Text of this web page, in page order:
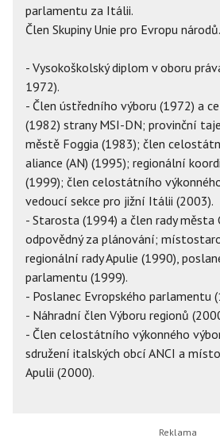
parlamentu za Itálii.
Člen Skupiny Unie pro Evropu národů.
- Vysokoškolský diplom v oboru
1972).
- Člen ústředního výboru (1972) a
(1982) strany MSI-DN; provinční
městě Foggia (1983); člen
aliance (AN) (1995); regionální
(1999); člen celostátního
vedoucí sekce pro jižní Itálii (2003).
- Starosta (1994) a člen rady města
odpovědný za plánování;
regionální rady Apulie (1990),
parlamentu (1999).
- Poslanec Evropského parlamentu
- Náhradní člen Výboru regionů
- Člen celostátního výkonného
sdružení italských obcí ANCI a
Apulii (2000).